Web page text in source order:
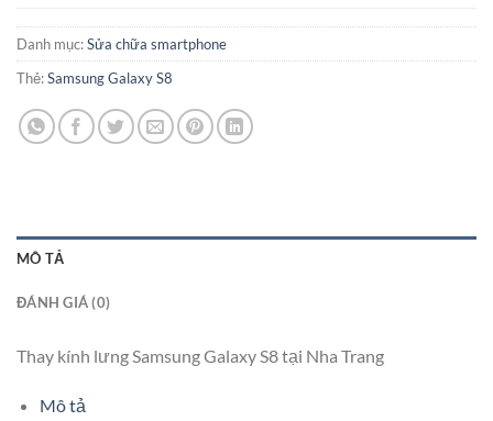
Danh mục:Sửa chữa smartphone
Thẻ:Samsung Galaxy S8
MÔ TẢ
ĐÁNH GIÁ (0)
Thay kính lưng Samsung Galaxy S8 tại Nha Trang
Mô tả